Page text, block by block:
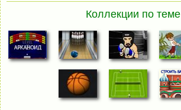
Коллекции по теме